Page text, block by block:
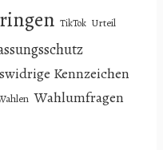
TikTok Urteil
Kennzeichen
Wahlumfragen